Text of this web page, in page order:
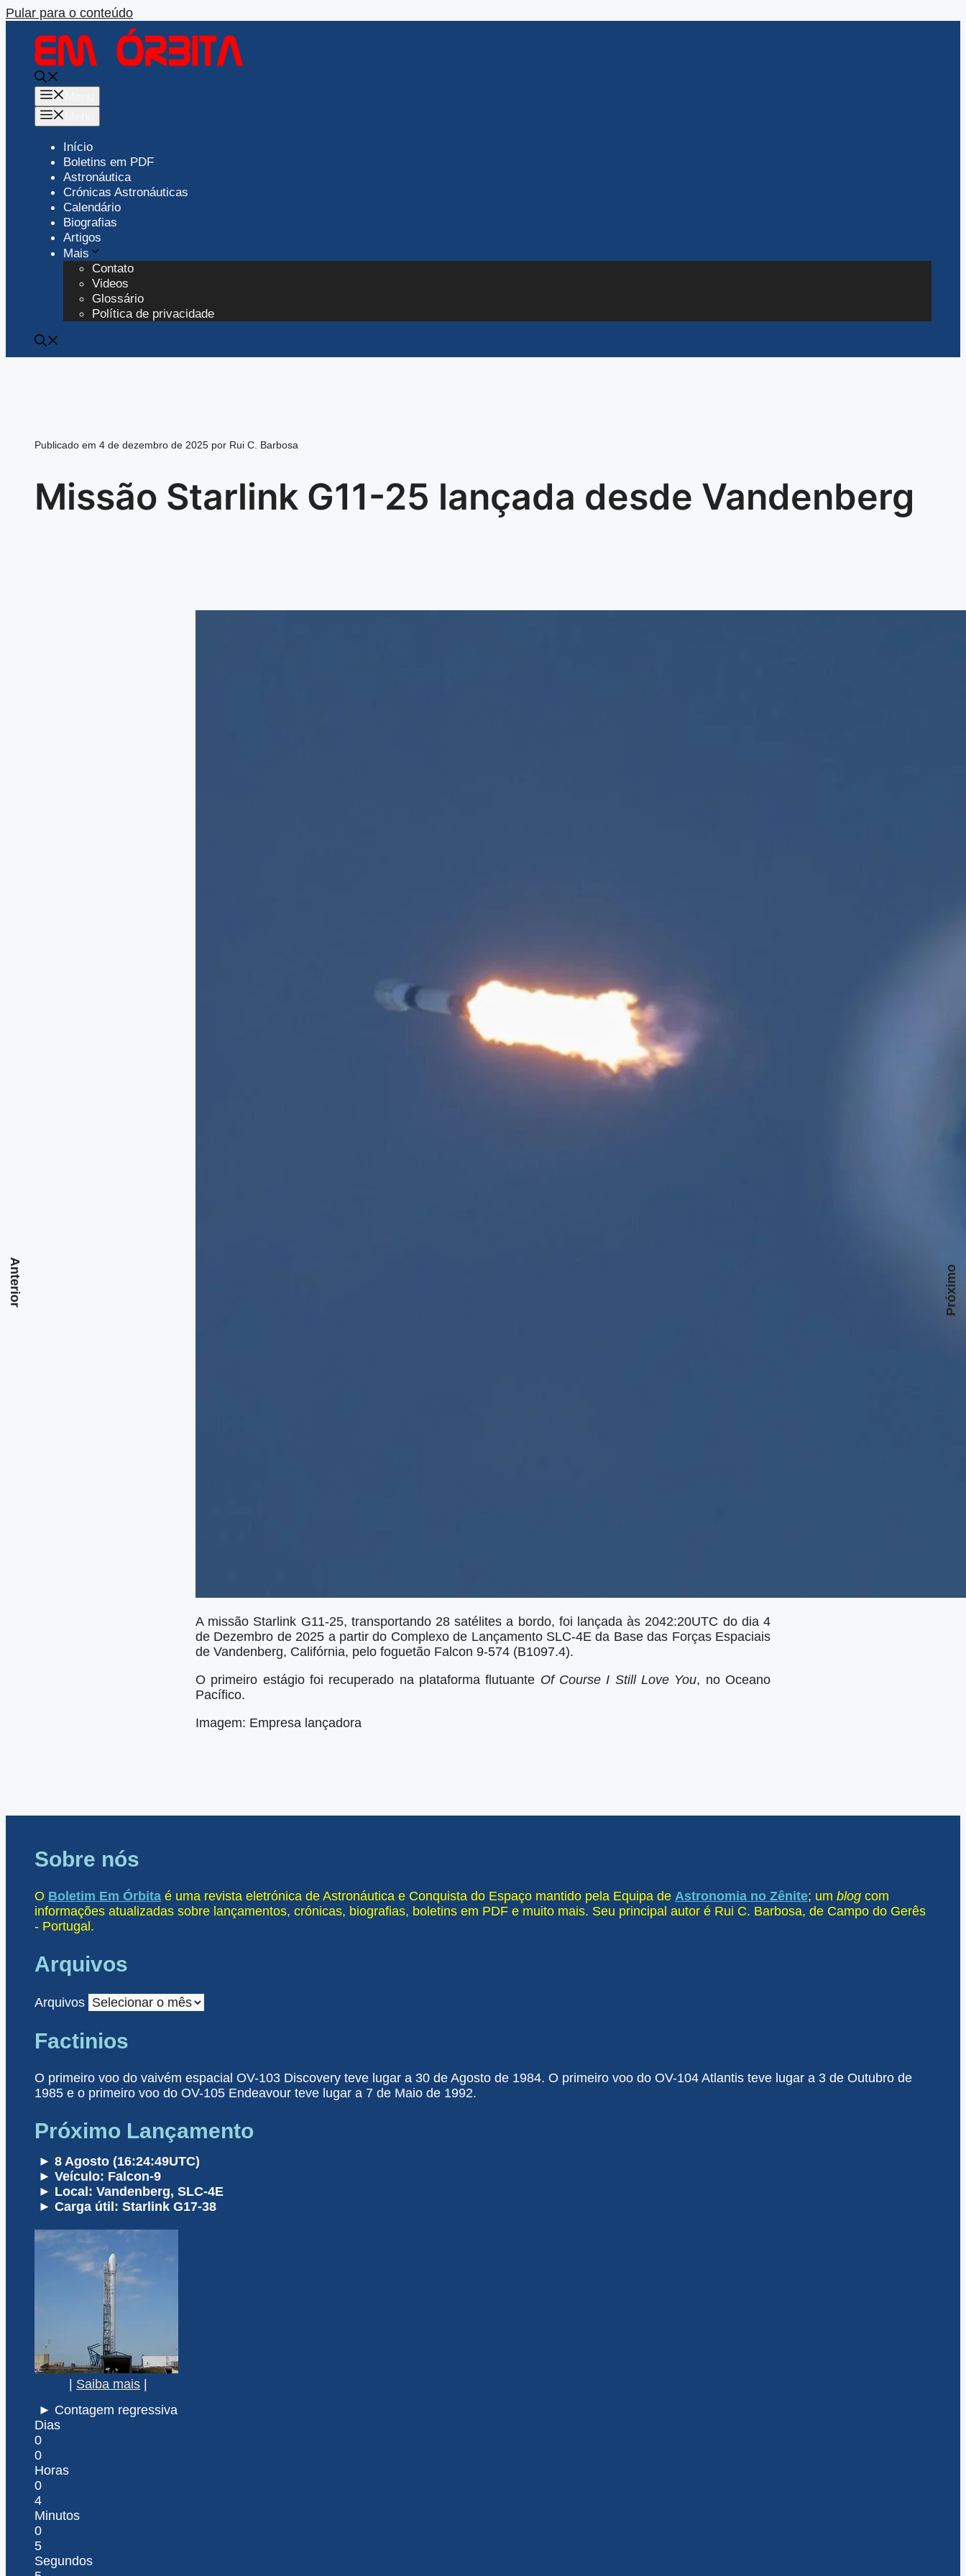
Pular para o conteúdo
Início
Boletins em PDF
Astronáutica
Crónicas Astronáuticas
Calendário
Biografias
Artigos
Mais
Contato
Videos
Glossário
Política de privacidade
Publicado em 4 de dezembro de 2025 por Rui C. Barbosa
Missão Starlink G11-25 lançada desde Vandenberg
A missão Starlink G11-25, transportando 28 satélites a bordo, foi lançada às 2042:20UTC do dia 4
de Dezembro de 2025 a partir do Complexo de Lançamento SLC-4E da Base das Forças Espaciais
de Vandenberg, Califórnia, pelo foguetão Falcon 9-574 (B1097.4).
O primeiro estágio foi recuperado na plataforma flutuante Of Course I Still Love You, no Oceano
Pacífico.
Imagem: Empresa lançadora
Anterior Próximo
Sobre nós
O Boletim Em Órbita é uma revista eletrónica de Astronáutica e Conquista do Espaço mantido pela Equipa de Astronomia no Zênite; um blog com
informações atualizadas sobre lançamentos, crónicas, biografias, boletins em PDF e muito mais. Seu principal autor é Rui C. Barbosa, de Campo do Gerês
- Portugal.
Arquivos
Arquivos
Factinios
O primeiro voo do vaivém espacial OV-103 Discovery teve lugar a 30 de Agosto de 1984. O primeiro voo do OV-104 Atlantis teve lugar a 3 de Outubro de
1985 e o primeiro voo do OV-105 Endeavour teve lugar a 7 de Maio de 1992.
Próximo Lançamento
► 8 Agosto (16:24:49UTC)
► Veículo: Falcon-9
► Local: Vandenberg, SLC-4E
► Carga útil: Starlink G17-38
| Saiba mais |
► Contagem regressiva
Dias
0
0
Horas
0
4
Minutos
0
5
Segundos